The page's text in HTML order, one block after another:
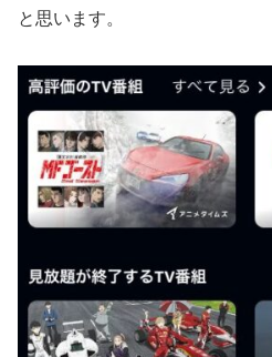
と思います。